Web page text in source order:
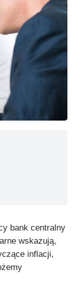
bank centralny
wskazują,
inflacji,